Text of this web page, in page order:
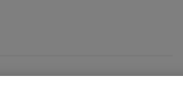
revindicatie en de vordering uit